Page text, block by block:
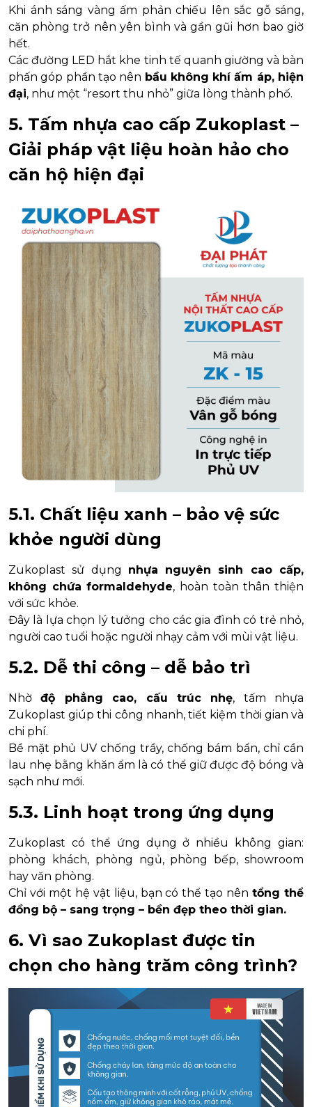
Khi ánh sáng vàng ấm phản chiếu lên sắc gỗ sáng,
căn phòng trở nên yên bình và gần gũi hơn bao giờ
hết.
Các đường LED hắt khe tinh tế quanh giường và bàn
phấn góp phần tạo nên bầu không khí ấm áp, hiện
đại, như một “resort thu nhỏ” giữa lòng thành phố.
5. Tấm nhựa cao cấp Zukoplast –
Giải pháp vật liệu hoàn hảo cho
căn hộ hiện đại
5.1. Chất liệu xanh – bảo vệ sức
khỏe người dùng
Zukoplast sử dụng nhựa nguyên sinh cao cấp,
không chứa formaldehyde, hoàn toàn thân thiện
với sức khỏe.
Đây là lựa chọn lý tưởng cho các gia đình có trẻ nhỏ,
người cao tuổi hoặc người nhạy cảm với mùi vật liệu.
5.2. Dễ thi công – dễ bảo trì
Nhờđộ phẳng cao, cấu trúc nhẹ, tấm nhựa
Zukoplast giúp thi công nhanh, tiết kiệm thời gian và
chi phí.
Bề mặt phủ UV chống trầy, chống bám bẩn, chỉ cần
lau nhẹ bằng khăn ẩm là có thể giữ được độ bóng và
sạch như mới.
5.3. Linh hoạt trong ứng dụng
Zukoplast có thể ứng dụng ở nhiều không gian:
phòng khách, phòng ngủ, phòng bếp, showroom
hay văn phòng.
Chỉ với một hệ vật liệu, bạn có thể tạo nêntổng thể
đồng bộ – sang trọng – bền đẹp theo thời gian.
6. Vì sao Zukoplast được tin
chọn cho hàng trăm công trình?